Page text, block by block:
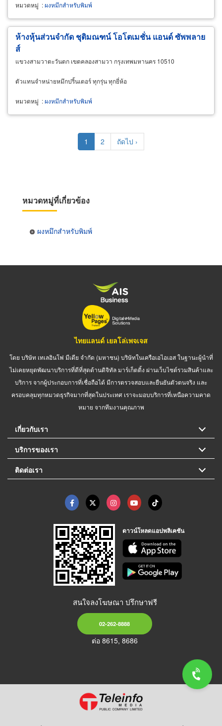
หมวดหมู่ :ผงหมึกสำหรับพิมพ์
ห้างหุ้นส่วนจำกัด ชุติมณฑน์ โอโตเมชั่น แอนด์ ซัพพลาย
ส์
แขวงสามวาตะวันตก เขตคลองสามวา กรุงเทพมหานคร 10510
ตัวแทนจำหน่ายหมึกปริ้นเตอร์ ทุกรุ่น ทุกยี่ห้อ
หมวดหมู่ :ผงหมึกสำหรับพิมพ์
Current
page
1 Page
2
Next
page
ถัดไป ›
หมวดหมู่ที่เกี่ยวข้อง
ผงหมึกสำหรับพิมพ์
ไทยแลนด์ เยลโล่เพจเจส
โดย บริษัท เทเลอินโฟ มีเดีย จำกัด (มหาชน) บริษัทในเครือเอไอเอส ในฐานะผู้นำที่
ไม่เคยหยุดพัฒนาบริการที่ดีที่สุดด้านดิจิทัล มาร์เก็ตติ้ง ผ่านเว็บไซต์รวมสินค้าและ
บริการ จากผู้ประกอบการที่เชื่อถือได้ มีการตรวจสอบและยืนยันตัวตนจริง และ
ครอบคลุมทุกหมวดธุรกิจมากที่สุดในประเทศ เราจะมอบบริการที่เหนือความคาด
หมาย จากทีมงานคุณภาพ
เกี่ยวกับเรา
บริการของเรา
ติดต่อเรา
ดาวน์โหลดแอปพลิเคชัน
สนใจลงโฆษณา ปรึกษาฟรี
02-262-8888
ต่อ 8615, 8686